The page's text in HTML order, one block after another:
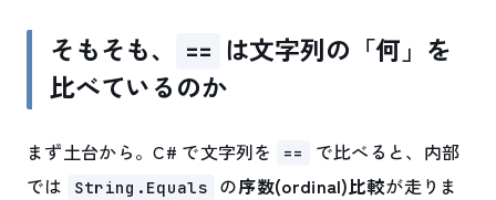
そもそも、 == は文字列の「何」を
比べているのか
まず土台から。C# で文字列を ==
で比べると、内部
では
String.Equals の序数(ordinal)比較が走りま